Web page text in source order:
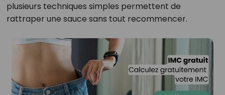
plusieurs techniques simples permettent de
rattraper une sauce sans tout recommencer.